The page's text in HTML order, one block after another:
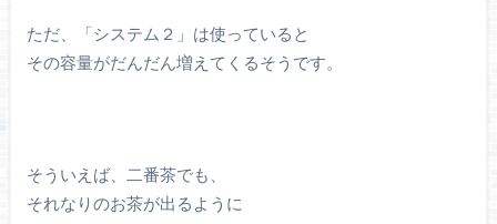
ただ、「システム２」は使っていると
その容量がだんだん増えてくるそうです。
そういえば、二番茶でも、
それなりのお茶が出るように